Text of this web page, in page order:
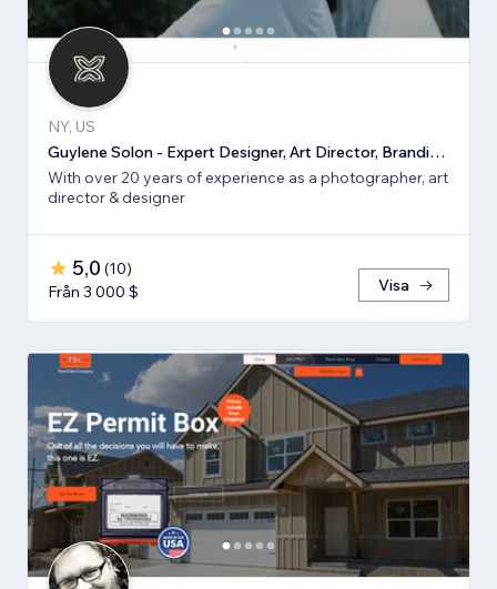
NY, US
Guylene Solon - Expert Designer, Art Director, Branding, SEO
With over 20 years of experience as a photographer, art
director & designer
5,0 (10)
Från 3 000 $
Visa